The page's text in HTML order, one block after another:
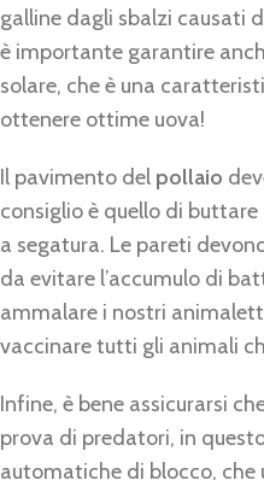
galline dagli sbalzi causati
è importante garantire
solare, che è una
ottenere ottime uova!
Il pavimento del pollaio
consiglio è quello di
a segatura. Le pareti
da evitare l’accumulo di
ammalare i nostri
vaccinare tutti gli animali
Infine, è bene assicurarsi
prova di predatori, in
automatiche di blocco, che